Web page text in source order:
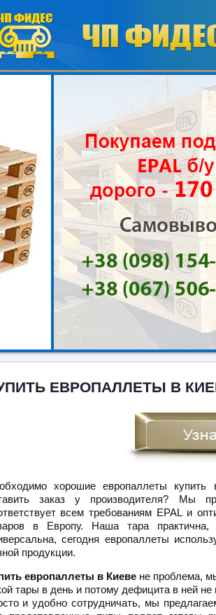
ЕВРОПАЛЛЕТЫ В
хорошие европаллеты
заказ у производителя? Мы
всем требованиям EPAL и
в Европу. Наша тара
сегодня европаллеты
продукции.
европаллеты в Киевене проблема,
тары в день и потому дефицита в ней
и удобно сотрудничать, мы